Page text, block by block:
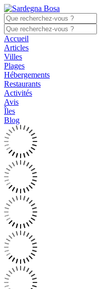
Accueil
Articles
Villes
Plages
Hébergements
Restaurants
Activités
Avis
Îles
Blog